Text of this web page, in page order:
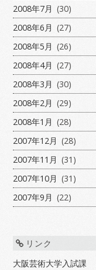
2008年7月 (30)
2008年6月 (27)
2008年5月 (26)
2008年4月 (27)
2008年3月 (30)
2008年2月 (29)
2008年1月 (28)
2007年12月 (28)
2007年11月 (31)
2007年10月 (31)
2007年9月 (22)
リンク
大阪芸術大学入試課